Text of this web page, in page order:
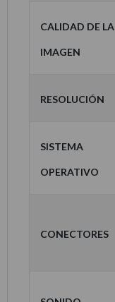
Calidad de la
Imagen
Resolución
Sistema
Operativo
Conectores